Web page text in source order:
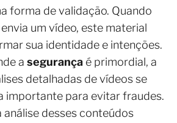
forma de validação. Quando
envia um vídeo, este material
sua identidade e intenções.
a segurança é primordial, a
detalhadas de vídeos se
importante para evitar fraudes.
desses conteúdos